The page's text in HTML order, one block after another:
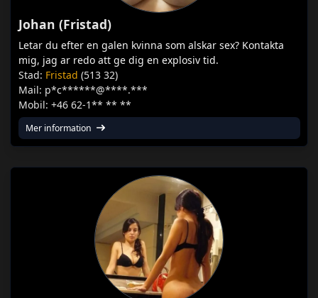
Johan (Fristad)
Letar du efter en galen kvinna som alskar sex? Kontakta
mig, jag ar redo att ge dig en explosiv tid.
Stad: Fristad (513 32)
Mail: p*c******@****.***
Mobil: +46 62-1** ** **
Mer information